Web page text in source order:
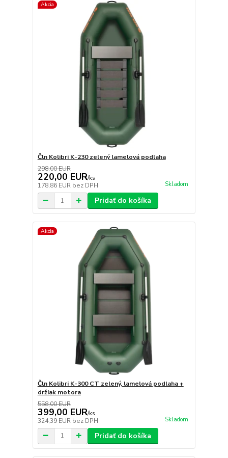
Akcia
Čln Kolibri K-230 zelený lamelová podlaha
298,00 EUR
220,00 EUR/ks
178,86 EUR bez DPH Skladom
Pridať do košíka
Akcia
Čln Kolibri K-300 CT zelený, lamelová podlaha +
držiak motora
558,00 EUR
399,00 EUR/ks
324,39 EUR bez DPH Skladom
Pridať do košíka